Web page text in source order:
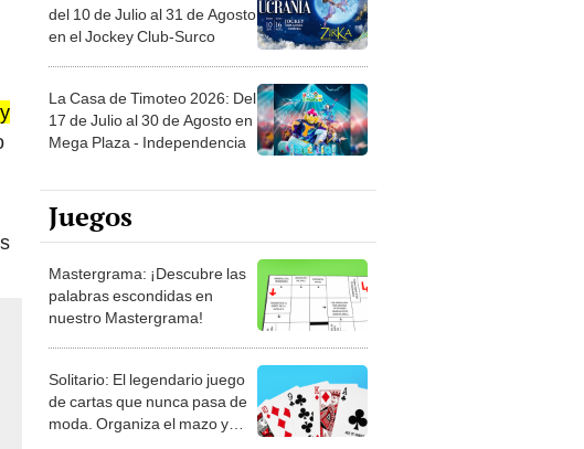
La Casa de Timoteo 2026: Del
17 de Julio al 30 de Agosto en
Mega Plaza - Independencia
Juegos
Mastergrama: ¡Descubre las
palabras escondidas en
nuestro Mastergrama!
Solitario: El legendario juego
de cartas que nunca pasa de
moda. Organiza el mazo y
demuestra tu habilidad.
Ajedrez: El rey de los juegos
de estrategia. Mueve tus